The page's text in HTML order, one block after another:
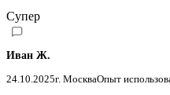
Супер
Иван Ж.
24.10.2025г. МоскваОпыт